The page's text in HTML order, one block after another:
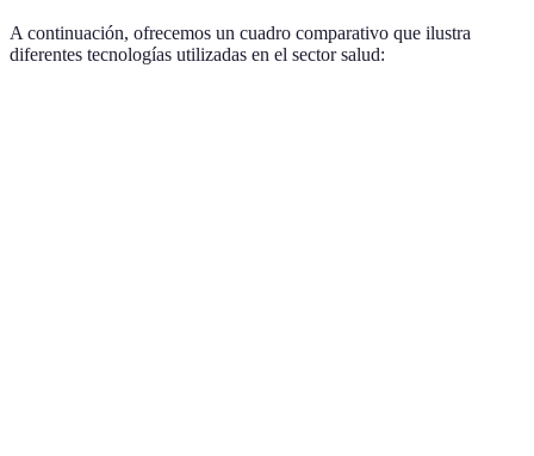
A continuación, ofrecemos un cuadro comparativo que ilustra
diferentes tecnologías utilizadas en el sector salud: